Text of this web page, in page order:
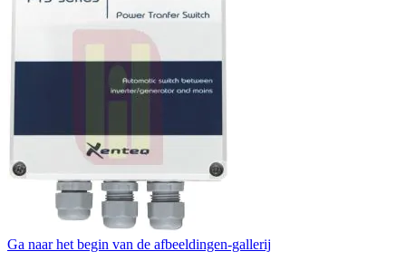
Ga naar het begin van de afbeeldingen-gallerij